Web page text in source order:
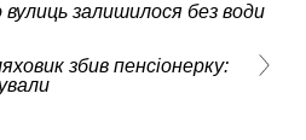
залишилося без води
збив пенсіонерку: